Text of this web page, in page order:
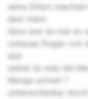
seine Eltern
dem Heim
dann war es mal so
zuhause flogen voll
leid
siehst du was die
Menge schreit ?
unberechenbar